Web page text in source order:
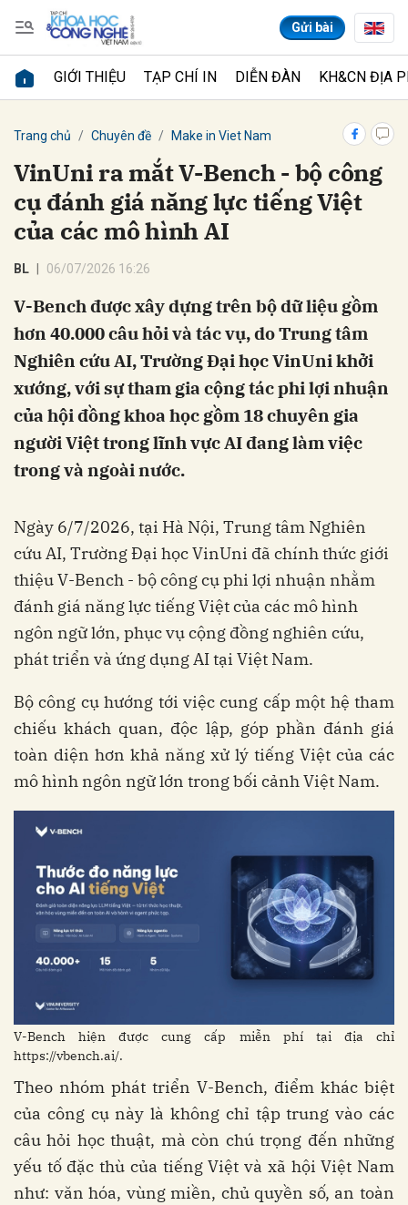
Gửi bài
GIỚI THIỆU TẠP CHÍ IN DIỄN ĐÀN KH&CN ĐỊA
Trang chủ Chuyên đề Make in Viet Nam
VinUni ra mắt V-Bench - bộ công
cụ đánh giá năng lực tiếng Việt
của các mô hình AI
BL 06/07/2026 16:26
V-Bench được xây dựng trên bộ dữ liệu gồm
hơn 40.000 câu hỏi và tác vụ, do Trung tâm
Nghiên cứu AI, Trường Đại học VinUni khởi
xướng, với sự tham gia cộng tác phi lợi nhuận
của hội đồng khoa học gồm 18 chuyên gia
người Việt trong lĩnh vực AI đang làm việc
trong và ngoài nước.
Ngày 6/7/2026, tại Hà Nội, Trung tâm Nghiên
cứu AI, Trường Đại học VinUni đã chính thức giới
thiệu V-Bench - bộ công cụ phi lợi nhuận nhằm
đánh giá năng lực tiếng Việt của các mô hình
ngôn ngữ lớn, phục vụ cộng đồng nghiên cứu,
phát triển và ứng dụng AI tại Việt Nam.
Bộ công cụ hướng tới việc cung cấp một hệ tham
chiếu khách quan, độc lập, góp phần đánh giá
toàn diện hơn khả năng xử lý tiếng Việt của các
mô hình ngôn ngữ lớn trong bối cảnh Việt Nam.
V-Bench hiện được cung cấp miễn phí tại địa chỉ
https://vbench.ai/.
Theo nhóm phát triển V-Bench, điểm khác biệt
của công cụ này là không chỉ tập trung vào các
câu hỏi học thuật, mà còn chú trọng đến những
yếu tố đặc thù của tiếng Việt và xã hội Việt Nam
như: văn hóa, vùng miền, chủ quyền số, an toàn
Gửi bình luận
Hủy Gửi